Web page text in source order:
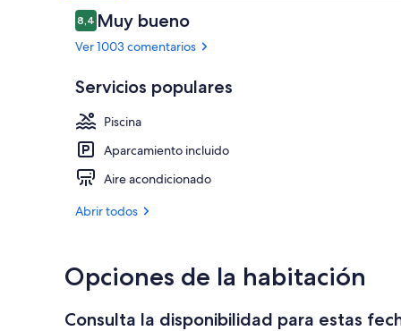
Comentarios
8,48,4 de 10
Muy bueno
Ver 1003 comentarios
Servicios populares
Piscina
Aparcamiento incluido
Aire acondicionado
Abrir todos
Opciones de la habitación
Consulta la disponibilidad para estas